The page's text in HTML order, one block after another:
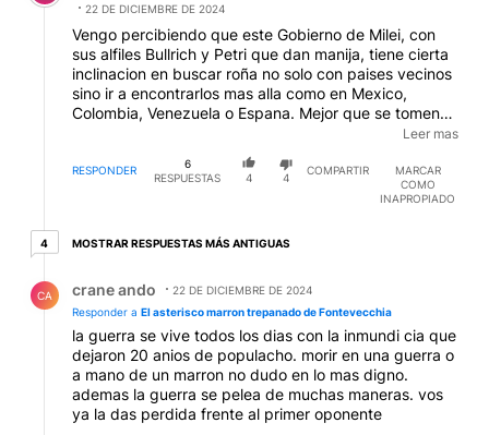
22 DE DICIEMBRE DE 2024
Vengo percibiendo que este Gobierno de Milei, con
sus alfiles Bullrich y Petri que dan manija, tiene cierta
inclinacion en buscar roña no solo con paises vecinos
sino ir a encontrarlos mas alla como en Mexico,
Colombia, Venezuela o Espana. Mejor que se tomen
un tecito de boldo y dejen de fastidiar, todas esas
pavadas de que somos las Tercera Roma del
Liberalismo, que el Hombre Gris nos gobierna, o que al
mogo le guste vertirse de camuflado y sacarse fotos
Leer mas
RESPONDER
6
RESPUESTAS
4 4
COMPARTIR
MARCAR
COMO
INAPROPIADO
44 respuestas más antiguas
MOSTRAR RESPUESTAS MÁS ANTIGUAS
CA crane ando
22 DE DICIEMBRE DE 2024
Responder a El asterisco marron trepanado de Fontevecchia
la guerra se vive todos los dias con la inmundi cia que
dejaron 20 anios de populacho. morir en una guerra o
a mano de un marron no dudo en lo mas digno.
ademas la guerra se pelea de muchas maneras. vos
ya la das perdida frente al primer oponente